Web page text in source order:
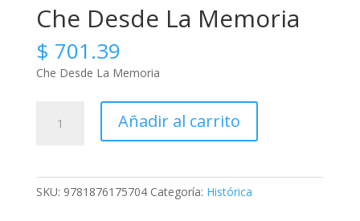
Che Desde La Memoria
$ 701.39
Che Desde La Memoria
Desde
Añadir al carrito
SKU: 9781876175704 Categoría: Histórica